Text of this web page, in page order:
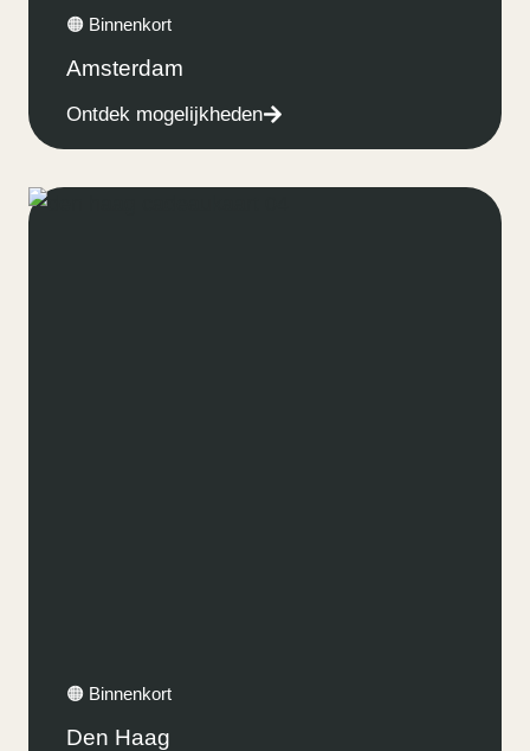
🟠 Binnenkort
Amsterdam
Ontdek mogelijkheden
🟠 Binnenkort
Den Haag